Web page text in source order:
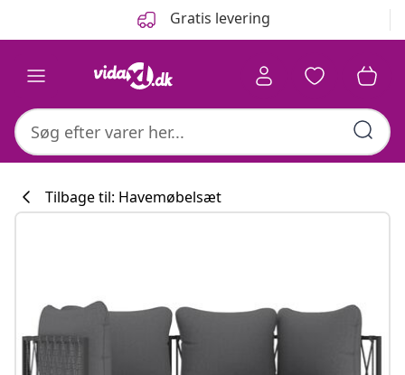
Gratis levering
#sharemevidaxl
Tilbage til: Havemøbelsæt